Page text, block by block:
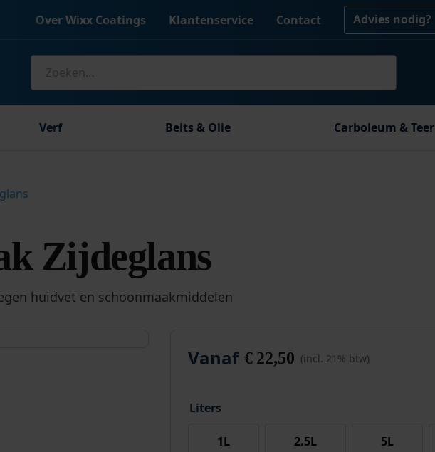
Over Wixx Coatings Klantenservice Contact Advies nodig?
naar:
Verf Beits & Olie Carboleum & Teer
Zijdeglans
huidvet en schoonmaakmiddelen
Vanaf €22,50 (incl. 21% btw)
Liters
1L 2.5L 5L